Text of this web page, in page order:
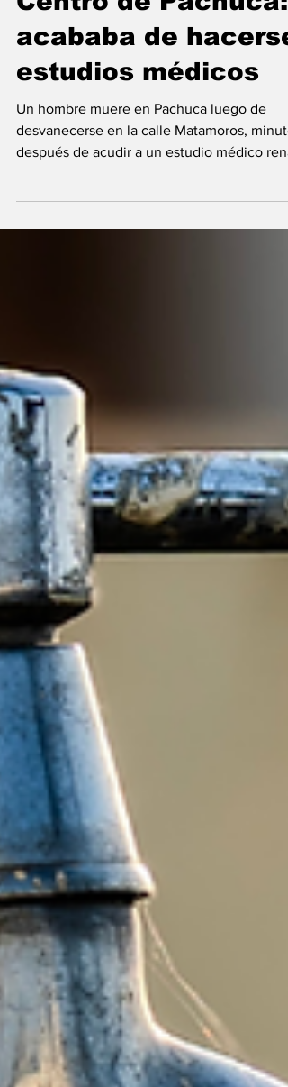
Hombre fallece en el
Centro de Pachuca:
acababa de hacerse
estudios médicos
Un hombre muere en Pachuca luego de
después de acudir a un estudio médico